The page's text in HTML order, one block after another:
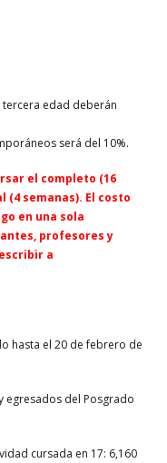
tercera edad deberán
será del 10%.
el completo (16
(4 semanas). El costo
en una sola
profesores y
a
hasta el 20 de febrero de
egresados del Posgrado
cursada en 17: 6,160